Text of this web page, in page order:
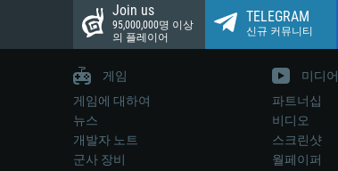
Join us
95,000,000명 이상
의 플레이어
TELEGRAM
신규 커뮤니티
게임
게임에 대하여
뉴스
개발자 노트
군사 장비
미디어
파트너십
비디오
스크린샷
월페이퍼